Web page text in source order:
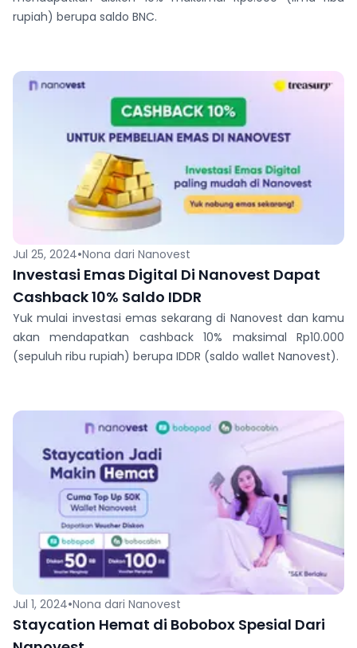
rupiah) berupa saldo BNC.
Jul 25, 2024•Nona dari Nanovest
Investasi Emas Digital Di Nanovest Dapat
Cashback 10% Saldo IDDR
Yuk mulai investasi emas sekarang di Nanovest dan kamu
akan mendapatkan cashback 10% maksimal Rp10.000
(sepuluh ribu rupiah) berupa IDDR (saldo wallet Nanovest).
Jul 1, 2024•Nona dari Nanovest
Staycation Hemat di Bobobox Spesial Dari